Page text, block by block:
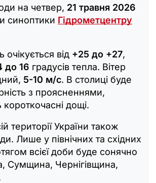
на четвер, 21 травня 2026
синоптики Гідрометцентру
очікується від +25 до +27,
до 16 градусів тепла. Вітер
5-10 м/с. В столиці буде
з проясненнями,
дощі.
території України також
Лише у північних та східних
всієї доби буде сонячно
Сумщина, Чернігівщина,